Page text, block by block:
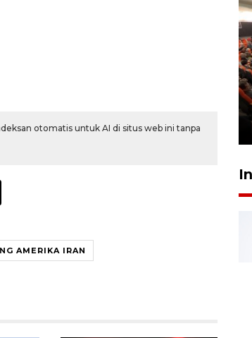
otomatis untuk AI di situs web ini tanpa
AMERIKA IRAN
30 Juli 2026 17:53